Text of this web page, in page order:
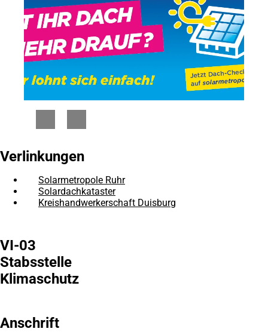
Verlinkungen
Solarmetropole Ruhr
(Öffnet
in
einem
Solardachkataster
(Öffnet
in
Kreishandwerkerschaft Duisburg
(Öffnet
VI-03
Stabsstelle
Klimaschutz
Anschrift